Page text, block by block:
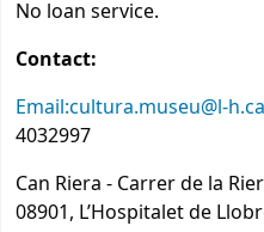
No loan service.
Contact:
Email:cultura.museu@l-
4032997
Can Riera - Carrer de la
08901, L’Hospitalet de